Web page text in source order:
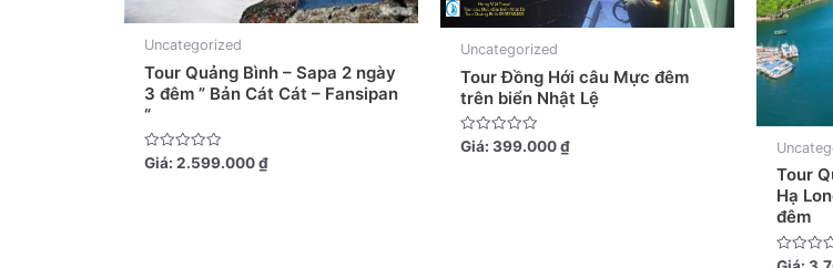
Uncategorized
Tour Quảng Bình – Sapa 2 ngày
3 đêm ” Bản Cát Cát – Fansipan
“
Được
Giá: 2.599.000₫
Uncategorized
Tour Đồng Hới câu Mực đêm
trên biển Nhật Lệ
Được
Giá: 399.000₫
Tour
Hạ
đêm
Được